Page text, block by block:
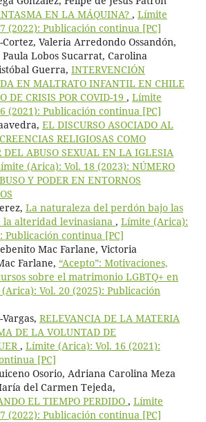
EN LA MÁQUINA? , Límite
(2022): Publicación continua [PC]
Valeria Arredondo Ossandón,
Lobos Sucarrat, Carolina
Guerra, INTERVENCIÓN
EN MALTRATO INFANTIL EN CHILE
DE CRISIS POR COVID-19 , Límite
(2021): Publicación continua [PC]
EL DISCURSO ASOCIADO AL
RELIGIOSAS COMO
DEL ABUSO SEXUAL EN LA IGLESIA
(Arica): Vol. 18 (2023): NÚMERO
Y PODER EN ENTORNOS
La naturaleza del perdón bajo las
la alteridad levinasiana , Límite (Arica):
Publicación continua [PC]
Mac Farlane, Victoria
Farlane, “Acepto”: Motivaciones,
sobre el matrimonio LGBTQ+ en
Vol. 20 (2025): Publicación
RELEVANCIA DE LA MATERIA
DE LA VOLUNTAD DE
, Límite (Arica): Vol. 16 (2021):
[PC]
Osorio, Adriana Carolina Meza
del Carmen Tejeda,
EL TIEMPO PERDIDO , Límite
(2022): Publicación continua [PC]